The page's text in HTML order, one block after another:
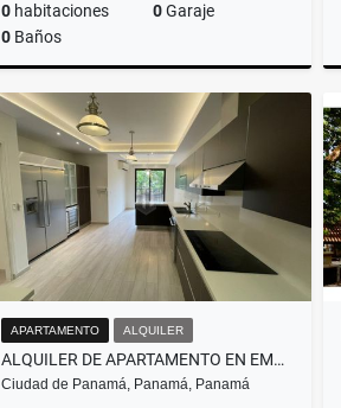
0 habitaciones 0Garaje
0 Baños
Venta
US$1,200,000
APARTAMENTO ALQUILER
ALQUILER DE APARTAMENTO EN EMBASSY CLUB - CLAYTON REMODELADO
Ciudad de Panamá, Panamá, Panamá